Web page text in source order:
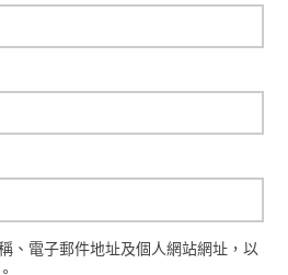
、電子郵件地址及個人網站網址，以